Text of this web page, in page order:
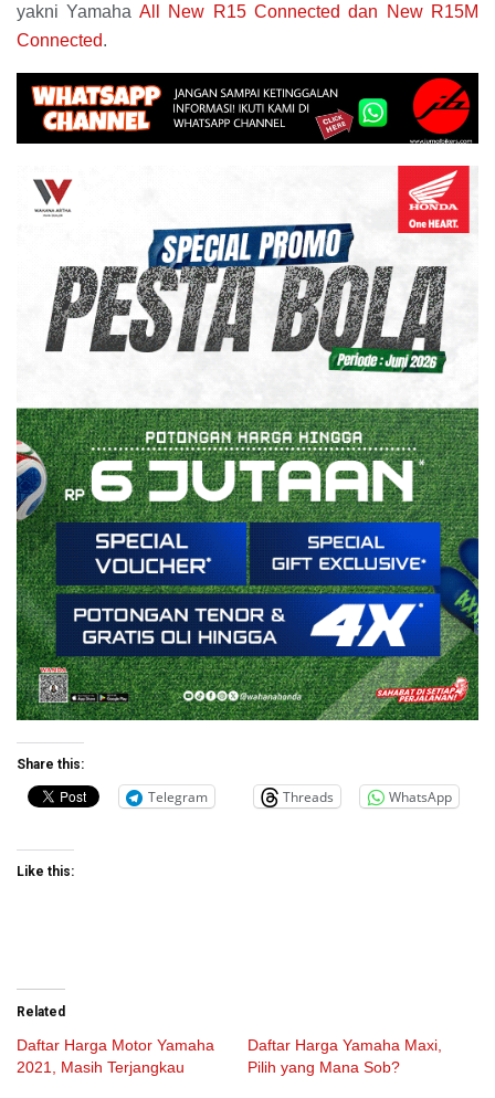
yakni Yamaha All New R15 Connected dan New R15M
Connected.
Share this:
Telegram Threads WhatsApp
Like this:
Related
Daftar Harga Motor Yamaha
2021, Masih Terjangkau
Daftar Harga Yamaha Maxi,
Pilih yang Mana Sob?